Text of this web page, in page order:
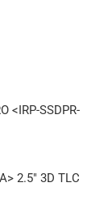
<IRP-SSDPR-
2.5″ 3D TLC